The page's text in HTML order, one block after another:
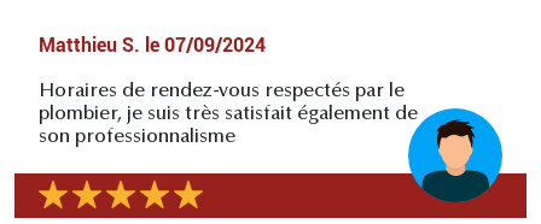
Matthieu S. le 07/09/2024
Horaires de rendez-vous respectés par le
plombier, je suis très satisfait également de
son professionnalisme